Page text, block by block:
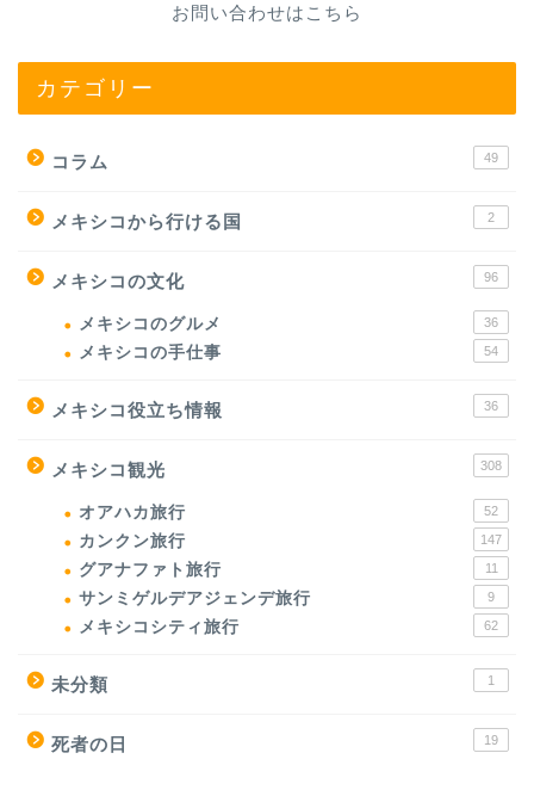
お問い合わせはこちら
カテゴリー
コラム 49
メキシコから行ける国 2
メキシコの文化 96
メキシコのグルメ 36
メキシコの手仕事 54
メキシコ役立ち情報 36
メキシコ観光 308
オアハカ旅行 52
カンクン旅行 147
グアナファト旅行 11
サンミゲルデアジェンデ旅行 9
メキシコシティ旅行 62
未分類 1
死者の日 19